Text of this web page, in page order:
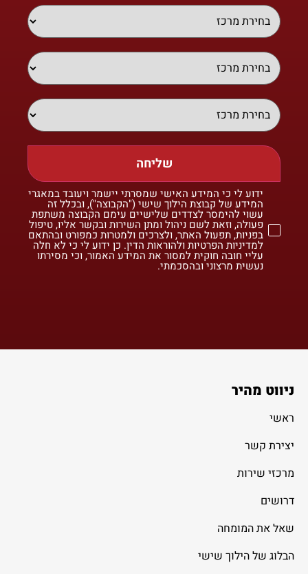
שליחה
ידוע לי כי המידע האישי שמסרתי יישמר ויעובד במאגרי
המידע של קבוצת הילוך שישי ("הקבוצה"), ובכלל זה
עשוי להימסר לצדדים שלישיים עימם הקבוצה משתפת
פעולה, וזאת לשם ניהול ומתן השירות ובקשר אליו, טיפול
בפניות, תפעול האתר, ולצרכים ולמטרות כמפורט ובהתאם
למדיניות הפרטיות ולהוראות הדין. כן ידוע לי כי לא חלה
עליי חובה חוקית למסור את המידע האמור, וכי מסירתו
נעשית מרצוני ובהסכמתי.
ניווט מהיר
ראשי
יצירת קשר
מרכזי שירות
דרושים
שאל את המומחה
הבלוג של הילוך שישי